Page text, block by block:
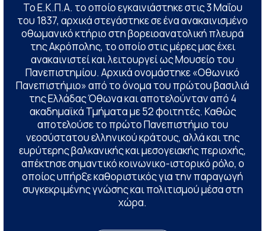
Το Ε.Κ.Π.Α. το οποίο εγκαινιάστηκε στις 3 Μαΐου
του 1837, αρχικά στεγάστηκε σε ένα ανακαινισμένο
οθωμανικό κτήριο στη βορειοανατολική πλευρά
της Ακρόπολης, το οποίο στις μέρες μας έχει
ανακαινιστεί και λειτουργεί ως Μουσείο του
Πανεπιστημίου. Αρχικά ονομάστηκε «Οθωνικό
Πανεπιστήμιο» από το όνομα του πρώτου βασιλιά
της Ελλάδας Όθωνα και αποτελούνταν από 4
ακαδημαϊκά Τμήματα με 52 φοιτητές. Καθώς
αποτελούσε το πρώτο Πανεπιστήμιο του
νεοσύστατου ελληνικού κράτους, αλλά και της
ευρύτερης βαλκανικής και μεσογειακής περιοχής,
απέκτησε σημαντικό κοινωνικο-ιστορικό ρόλο, ο
οποίος υπήρξε καθοριστικός για την παραγωγή
συγκεκριμένης γνώσης και πολιτισμού μέσα στη
χώρα.